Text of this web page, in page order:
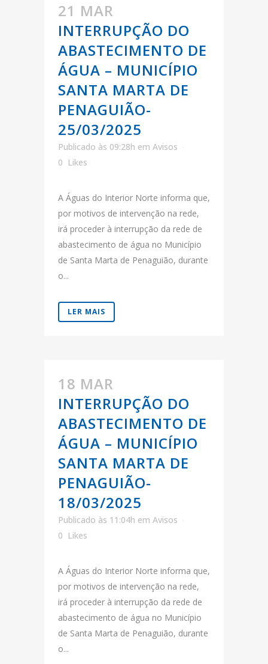
21 MAR
INTERRUPÇÃO DO
ABASTECIMENTO DE
ÁGUA – MUNICÍPIO
SANTA MARTA DE
PENAGUIÃO-
25/03/2025
Publicado às 09:28h em Avisos
0 Likes
A Águas do Interior Norte informa que,
por motivos de intervenção na rede,
irá proceder à interrupção da rede de
abastecimento de água no Município
de Santa Marta de Penaguião, durante
o...
LER MAIS
18 MAR
INTERRUPÇÃO DO
ABASTECIMENTO DE
ÁGUA – MUNICÍPIO
SANTA MARTA DE
PENAGUIÃO-
18/03/2025
Publicado às 11:04h em Avisos
0 Likes
A Águas do Interior Norte informa que,
por motivos de intervenção na rede,
irá proceder à interrupção da rede de
abastecimento de água no Município
de Santa Marta de Penaguião, durante
o...